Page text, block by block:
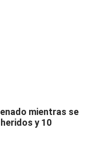
mientras se
y 10